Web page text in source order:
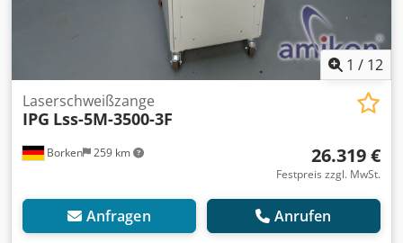
1 / 12
Borken 259 km
Laserschweißzange
IPG Lss-5M-3500-3F
26.319 €
Festpreis zzgl. MwSt.
Anfragen Anrufen